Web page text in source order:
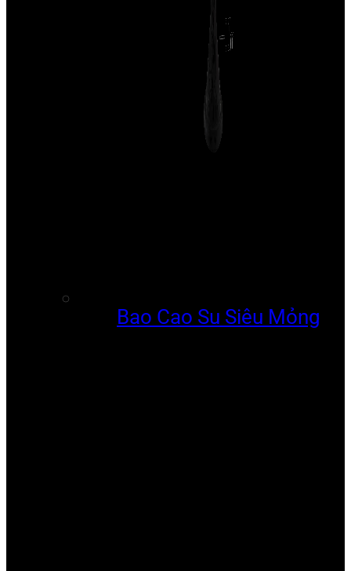
Bao Cao Su Siêu Mỏng